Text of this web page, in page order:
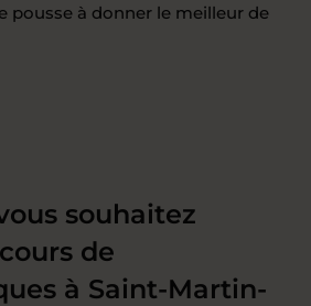
pousse à donner le meilleur de
souhaitez
de
à Saint-Martin-